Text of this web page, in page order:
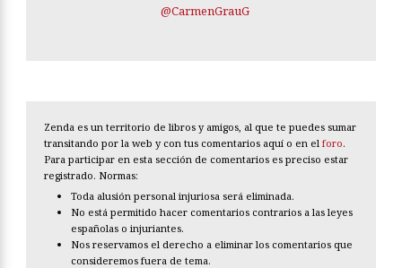
@CarmenGrauG
Zenda es un territorio de libros y amigos, al que te puedes sumar
transitando por la web y con tus comentarios aquí o en el foro.
Para participar en esta sección de comentarios es preciso estar
registrado. Normas:
Toda alusión personal injuriosa será eliminada.
No está permitido hacer comentarios contrarios a las leyes
españolas o injuriantes.
Nos reservamos el derecho a eliminar los comentarios que
consideremos fuera de tema.